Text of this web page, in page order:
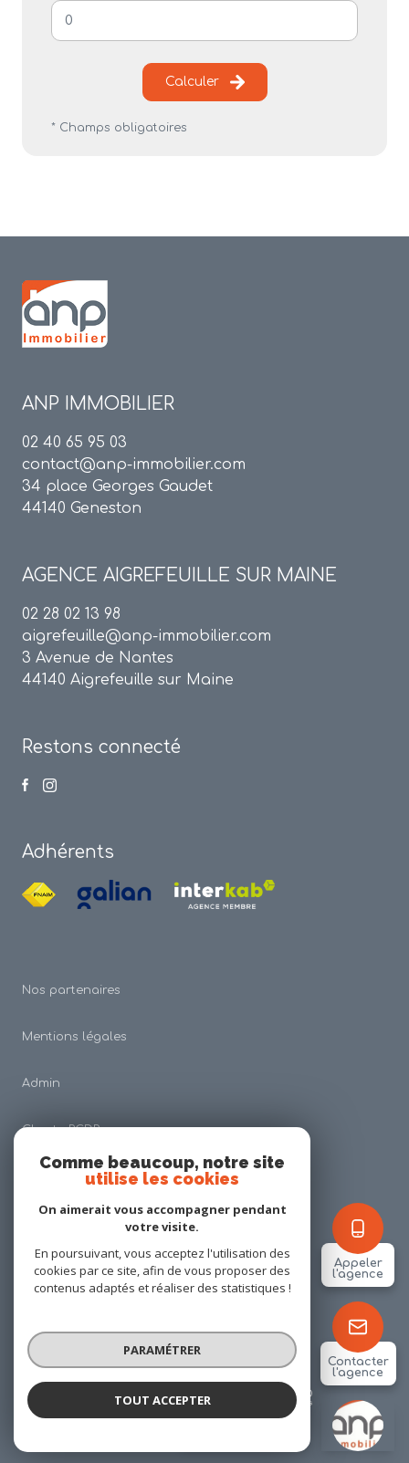
ANP IMMOBILIER
Appeler
l'agence
Contacter
l'agence
Calculer
* Champs obligatoires
ANP IMMOBILIER
02 40 65 95 03
contact@anp-immobilier.com
34 place Georges Gaudet
44140 Geneston
AGENCE AIGREFEUILLE SUR MAINE
02 28 02 13 98
aigrefeuille@anp-immobilier.com
3 Avenue de Nantes
44140 Aigrefeuille sur Maine
Restons connecté
Adhérents
Nos partenaires
Mentions légales
Admin
Charte RGDP
Nos honoraires
Cookies
© 2026 | Tous droits réservés
Réalisé par
Comme beaucoup, notre site
utilise les cookies
On aimerait vous accompagner pendant
votre visite.
En poursuivant, vous acceptez l'utilisation des
cookies par ce site, afin de vous proposer des
contenus adaptés et réaliser des statistiques !
PARAMÉTRER
TOUT ACCEPTER